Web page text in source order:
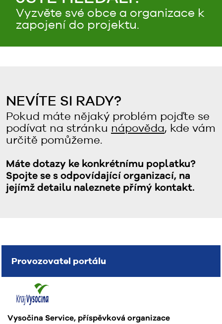
Vyzvěte své obce a organizace k
zapojení do projektu.
NEVÍTE SI RADY?
Pokud máte nějaký problém pojďte se
podívat na stránku nápověda, kde vám
určitě pomůžeme.
Máte dotazy ke konkrétnímu poplatku?
Spojte se s odpovídající organizací, na
jejímž detailu naleznete přímý kontakt.
Provozovatel portálu
Vysočina Service, příspěvková organizace